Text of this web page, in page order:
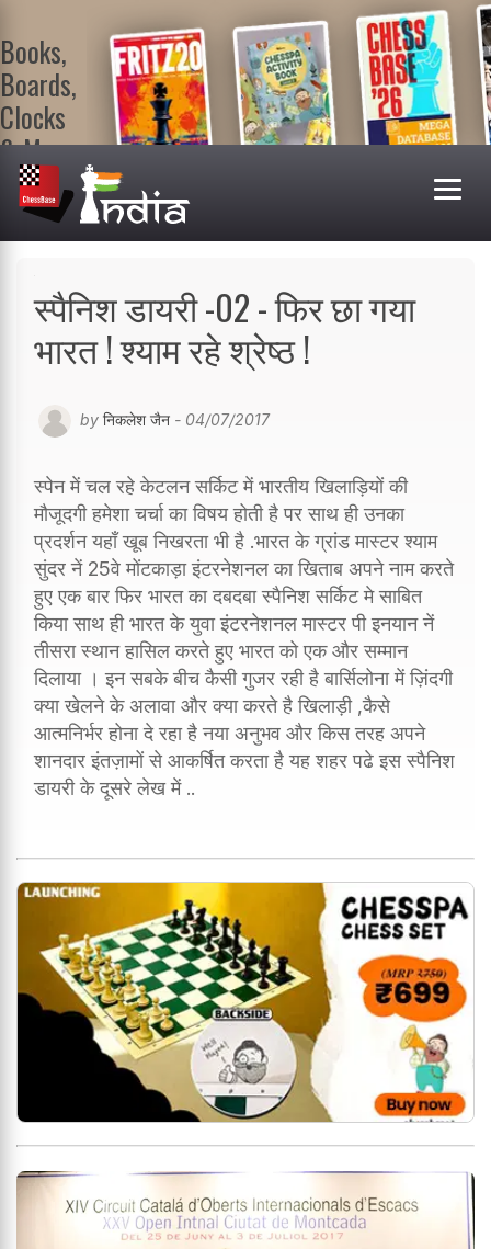
Books,
Boards,
Clocks
& More
ChessBase
स्पैनिश डायरी -02 - फिर छा गया
भारत ! श्याम रहे श्रेष्ठ !
by निकलेश जैन - 04/07/2017
स्पेन में चल रहे केटलन सर्किट में भारतीय खिलाड़ियों की
मौजूदगी हमेशा चर्चा का विषय होती है पर साथ ही उनका
प्रदर्शन यहाँ खूब निखरता भी है .भारत के ग्रांड मास्टर श्याम
सुंदर नें 25वे मोंटकाड़ा इंटरनेशनल का खिताब अपने नाम करते
हुए एक बार फिर भारत का दबदबा स्पैनिश सर्किट मे साबित
किया साथ ही भारत के युवा इंटरनेशनल मास्टर पी इनयान नें
तीसरा स्थान हासिल करते हुए भारत को एक और सम्मान
दिलाया । इन सबके बीच कैसी गुजर रही है बार्सिलोना में ज़िंदगी
क्या खेलने के अलावा और क्या करते है खिलाड़ी ,कैसे
आत्मनिर्भर होना दे रहा है नया अनुभव और किस तरह अपने
शानदार इंतज़ामों से आकर्षित करता है यह शहर पढे इस स्पैनिश
डायरी के दूसरे लेख में ..